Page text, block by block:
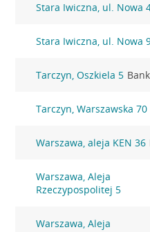
Stara Iwiczna, ul. Nowa
Stara Iwiczna, ul. Nowa
Tarczyn, Oszkiela 5
Tarczyn, Warszawska 70
Warszawa, aleja KEN 36
Warszawa, Aleja
Rzeczypospolitej 5
Warszawa, Aleja